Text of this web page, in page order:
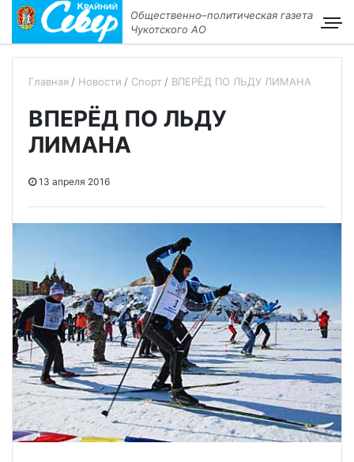
Общественно–политическая газета
Чукотского АО
Главная Новости Спорт ВПЕРЁД ПО ЛЬДУ ЛИМАНА
ВПЕРЁД ПО ЛЬДУ
ЛИМАНА
13 апреля 2016